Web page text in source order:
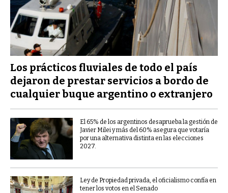
Los prácticos fluviales de todo el país
dejaron de prestar servicios a bordo de
cualquier buque argentino o extranjero
El 65% de los argentinos desaprueba la gestión de
Javier Milei y más del 60% asegura que votaría
por una alternativa distinta en las elecciones
2027.
Ley de Propiedad privada, el oficialismo confía en
tener los votos en el Senado